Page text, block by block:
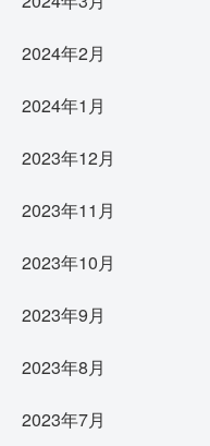
2024年2月
2024年1月
2023年12月
2023年11月
2023年10月
2023年9月
2023年8月
2023年7月